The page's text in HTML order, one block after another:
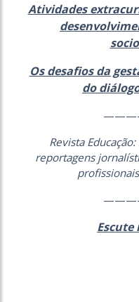
Atividades
Os desafios da
do
Revista
reportagens
Escute